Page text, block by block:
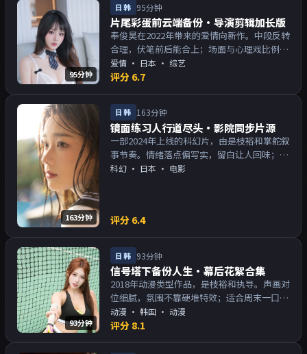
95分钟
日韩 95分钟
片尾彩蛋前云端备份·导演剪辑加长版
奉俊昊在2022年带来的爱情向新作。中段反转
合理，伏笔前后能合上；场面与心理戏比例得
当。主演以演技派为主，适合喜欢强叙事与人
物关系的观众加入片单。
爱情 · 日本 · 综艺
评分 6.7
163分钟
日韩 163分钟
镜面练习人行道尽头·影院同步片源
一部2024年上线的科幻片，由是枝裕和掌舵叙
事节奏。情绪落点偏写实，留白让人回味；片
尾余韵足，讨论空间大。主演以演技派为主，
科幻 · 日本 · 电影
评分 6.4
93分钟
日韩 93分钟
信号塔下备份人生·幕后花絮合集
2018年动漫类型作品，是枝裕和执导。声画对
位细腻，氛围不靠硬堆特效；适合周末一口气
追完。主演以演技派为主，适合喜欢强叙事与
人物关系的观众加入片单。
动漫 · 韩国 · 动漫
评分 8.1